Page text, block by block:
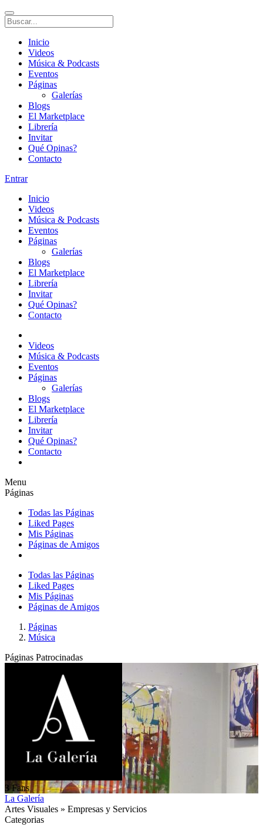
Inicio
Videos
Música & Podcasts
Eventos
Páginas
Galerías
Blogs
El Marketplace
Librería
Invitar
Qué Opinas?
Contacto
Entrar
Inicio
Videos
Música & Podcasts
Eventos
Páginas
Galerías
Blogs
El Marketplace
Librería
Invitar
Qué Opinas?
Contacto
Videos
Música & Podcasts
Eventos
Páginas
Galerías
Blogs
El Marketplace
Librería
Invitar
Qué Opinas?
Contacto
Menu
Páginas
Todas las Páginas
Liked Pages
Mis Páginas
Páginas de Amigos
Todas las Páginas
Liked Pages
Mis Páginas
Páginas de Amigos
Páginas
Música
Páginas Patrocinadas
3 Fans
La Galería
Artes Visuales » Empresas y Servicios
Categorias